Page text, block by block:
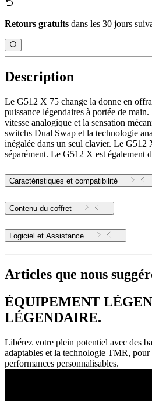
Retours gratuits dans les 30 jours
Description
Le G512 X 75 change la donne en
puissance légendaires à portée de
vitesse analogique et la sensation
switchs Dual Swap et la technologie
inégalée dans un seul clavier. Le G512
séparément. Le G512 X est également
Caractéristiques et compatibilité
Contenu du coffret
Logiciel et Assistance
Articles que nous
ÉQUIPEMENT
LÉGENDAIRE.
Libérez votre plein potentiel avec des
adaptables et la technologie TMR, pour
performances personnalisables.